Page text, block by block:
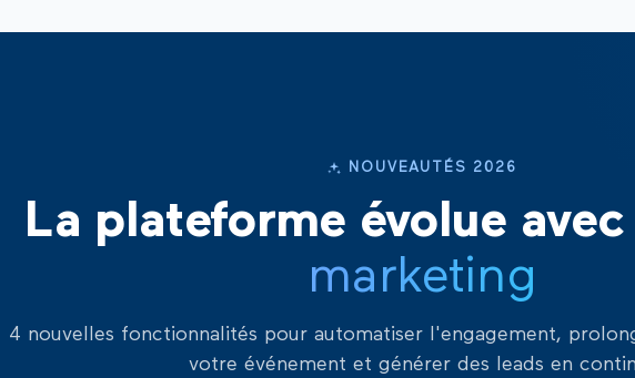
NOUVEAUTÉS 2026
La plateforme évolue avec
marketing
4 nouvelles fonctionnalités pour automatiser l'engagement,
votre événement et générer des leads en